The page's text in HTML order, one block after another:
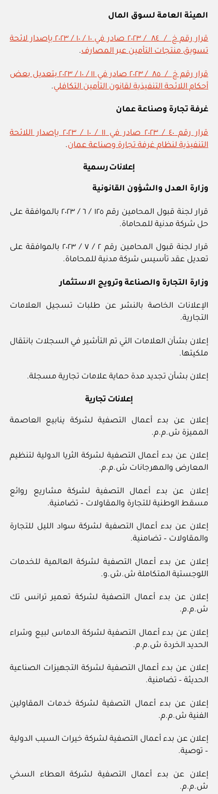
الهيئة العامة لسوق المال
قرار رقم خ / ٨٤ / ٢٠٢٣ صادر في ١٠ / ١٠ / ٢٠٢٣ بإصدار لائحة
تسويق منتجات التأمين عبر المصارف.
قرار رقم خ / ٨٥ / ٢٠٢٣ صادر في ١١ / ١٠ / ٢٠٢٣ بتعديل بعض
أحكام اللائحة التنفيذية لقانون التأمين التكافلي.
غرفة تجارة وصناعة عمان
قرار رقم ٤٠ / ٢٠٢٣ صادر في ١١ / ١٠ / ٢٠٢٣ بإصدار اللائحة
التنفيذية لنظام غرفة تجارة وصناعة عمان.
إعلانات رسمية
وزارة العدل والشؤون القانونية
قرار لجنة قبول المحامين رقم ١٢٥ / ٦ / ٢٠٢٣ بالموافقة على
حل شركة مدنية للمحاماة.
قرار لجنة قبول المحامين رقم ٢ / ٧ / ٢٠٢٣ بالموافقة على
تعديل عقد تأسيس شركة مدنية للمحاماة.
وزارة التجارة والصناعة وترويج الاستثمار
الإعلانات الخاصة بالنشر عن طلبات تسجيل العلامات
التجارية.
إعلان بشأن العلامات التي تم التأشير في السجلات بانتقال
ملكيتها.
إعلان بشأن تجديد مدة حماية علامات تجارية مسجلة.
إعلانات تجارية
إعلان عن بدء أعمال التصفية لشركة ينابيع العاصمة
المميزة ش.م.م.
إعلان عن بدء أعمال التصفية لشركة الثريا الدولية لتنظيم
المعارض والمهرجانات ش.م.م.
إعلان عن بدء أعمال التصفية لشركة مشاريع روائع
مسقط الوطنية للتجارة والمقاولات – تضامنية.
إعلان عن بدء أعمال التصفية لشركة سواد الليل للتجارة
والمقاولات – تضامنية.
إعلان عن بدء أعمال التصفية لشركة العالمية للخدمات
اللوجستية المتكاملة ش.ش.و.
إعلان عن بدء أعمال التصفية لشركة تعمير ترانس تك
ش.م.م.
إعلان عن بدء أعمال التصفية لشركة الدماس لبيع وشراء
الحديد الخردة ش.م.م.
إعلان عن بدء أعمال التصفية لشركة التجهيزات الصناعية
الحديثة – تضامنية.
إعلان عن بدء أعمال التصفية لشركة خدمات المقاولين
الفنية ش.م.م.
إعلان عن بدء أعمال التصفية لشركة خيرات السيب الدولية
– توصية.
إعلان عن بدء أعمال التصفية لشركة العطاء السخي
ش.م.م.